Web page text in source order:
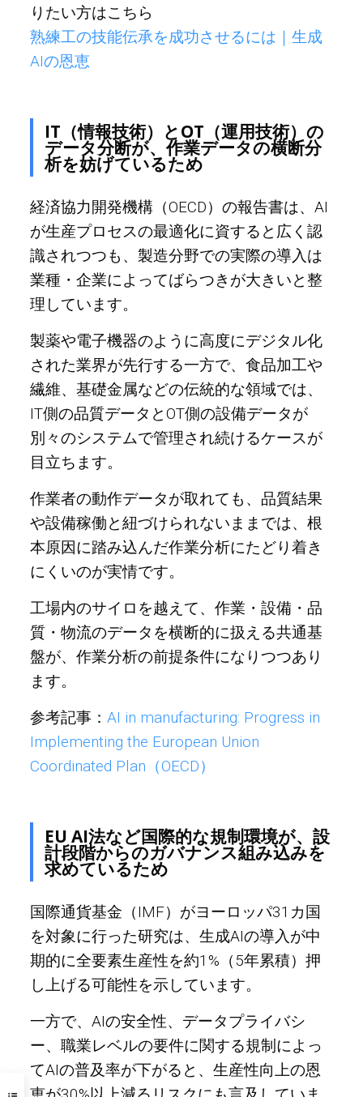
りたい方はこちら
熟練工の技能伝承を成功させるには｜生成
AIの恩恵
IT（情報技術）とOT（運用技術）の
データ分断が、作業データの横断分
析を妨げているため
経済協力開発機構（OECD）の報告書は、AI
が生産プロセスの最適化に資すると広く認
識されつつも、製造分野での実際の導入は
業種・企業によってばらつきが大きいと整
理しています。
製薬や電子機器のように高度にデジタル化
された業界が先行する一方で、食品加工や
繊維、基礎金属などの伝統的な領域では、
IT側の品質データとOT側の設備データが
別々のシステムで管理され続けるケースが
目立ちます。
作業者の動作データが取れても、品質結果
や設備稼働と紐づけられないままでは、根
本原因に踏み込んだ作業分析にたどり着き
にくいのが実情です。
工場内のサイロを越えて、作業・設備・品
質・物流のデータを横断的に扱える共通基
盤が、作業分析の前提条件になりつつあり
ます。
参考記事： AI in manufacturing: Progress in
Implementing the European Union
Coordinated Plan（OECD）
EU AI法など国際的な規制環境が、設
計段階からのガバナンス組み込みを
求めているため
国際通貨基金（IMF）がヨーロッパ31カ国
を対象に行った研究は、生成AIの導入が中
期的に全要素生産性を約1%（5年累積）押
し上げる可能性を示しています。
一方で、AIの安全性、データプライバシ
ー、職業レベルの要件に関する規制によっ
てAIの普及率が下がると、生産性向上の恩